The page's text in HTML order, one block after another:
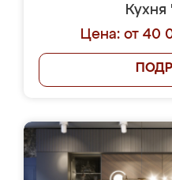
Цена: от 40